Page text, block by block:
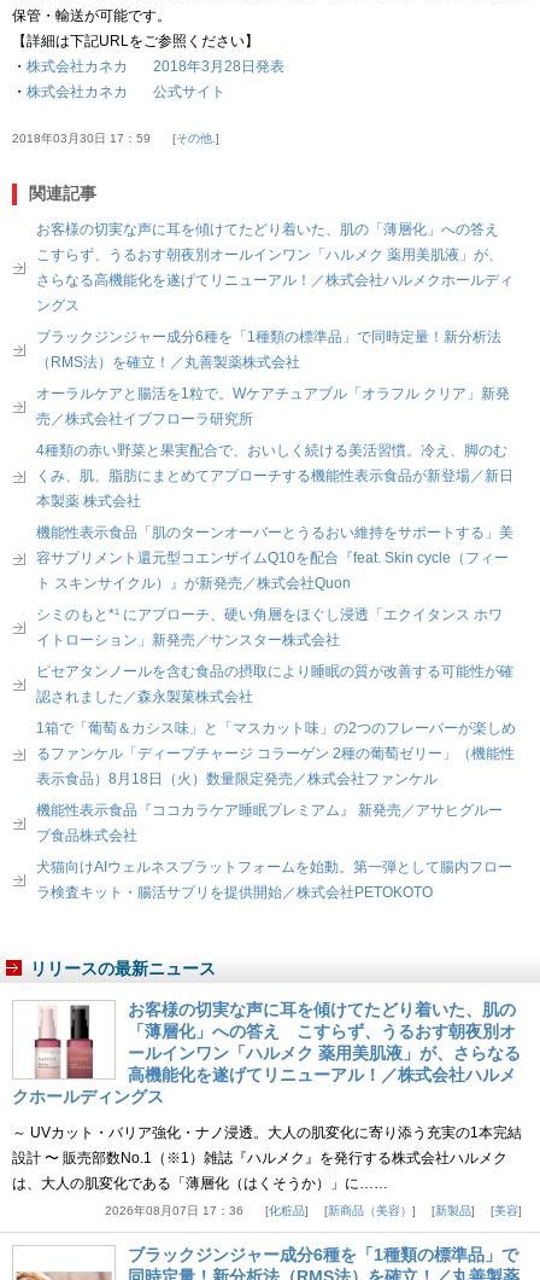
保管・輸送が可能です。
【詳細は下記URLをご参照ください】
・ 株式会社カネカ 2018年3月28日発表
・ 株式会社カネカ 公式サイト
2018年03月30日 17：59 その他.
関連記事
お客様の切実な声に耳を傾けてたどり着いた、肌の「薄層化」への答え
こすらず、うるおす朝夜別オールインワン「ハルメク 薬用美肌液」が、
さらなる高機能化を遂げてリニューアル！／株式会社ハルメクホールディ
ングス
ブラックジンジャー成分6種を「1種類の標準品」で同時定量！新分析法
（RMS法）を確立！／丸善製薬株式会社
オーラルケアと腸活を1粒で。Wケアチュアブル「オラフル クリア」新発
売／株式会社イブフローラ研究所
4種類の赤い野菜と果実配合で、おいしく続ける美活習慣。冷え、脚のむ
くみ、肌、脂肪にまとめてアプローチする機能性表示食品が新登場／新日
本製薬 株式会社
機能性表示食品「肌のターンオーバーとうるおい維持をサポートする」美
容サプリメント還元型コエンザイムQ10を配合『feat. Skin cycle（フィー
ト スキンサイクル）』が新発売／株式会社Quon
シミのもと*¹ にアプローチ、硬い角層をほぐし浸透「エクイタンス ホワ
イトローション」新発売／サンスター株式会社
ピセアタンノールを含む食品の摂取により睡眠の質が改善する可能性が確
認されました／森永製菓株式会社
1箱で「葡萄＆カシス味」と「マスカット味」の2つのフレーバーが楽しめ
るファンケル「ディープチャージ コラーゲン 2種の葡萄ゼリー」（機能性
表示食品）8月18日（火）数量限定発売／株式会社ファンケル
機能性表示食品『ココカラケア睡眠プレミアム』 新発売／アサヒグルー
プ食品株式会社
犬猫向けAIウェルネスプラットフォームを始動。第一弾として腸内フロー
ラ検査キット・腸活サプリを提供開始／株式会社PETOKOTO
リリースの最新ニュース
お客様の切実な声に耳を傾けてたどり着いた、肌の
「薄層化」への答え こすらず、うるおす朝夜別オ
ールインワン「ハルメク 薬用美肌液」が、さらなる
高機能化を遂げてリニューアル！／株式会社ハルメ
クホールディングス
～ UVカット・バリア強化・ナノ浸透。大人の肌変化に寄り添う充実の1本完結
設計 〜 販売部数No.1（※1）雑誌『ハルメク』を発行する株式会社ハルメク
は、大人の肌変化である「薄層化（はくそうか）」に……
2026年08月07日 17：36 化粧品 新商品（美容） 新製品 美容
ブラックジンジャー成分6種を「1種類の標準品」で
同時定量！新分析法（RMS法）を確立！／丸善製薬